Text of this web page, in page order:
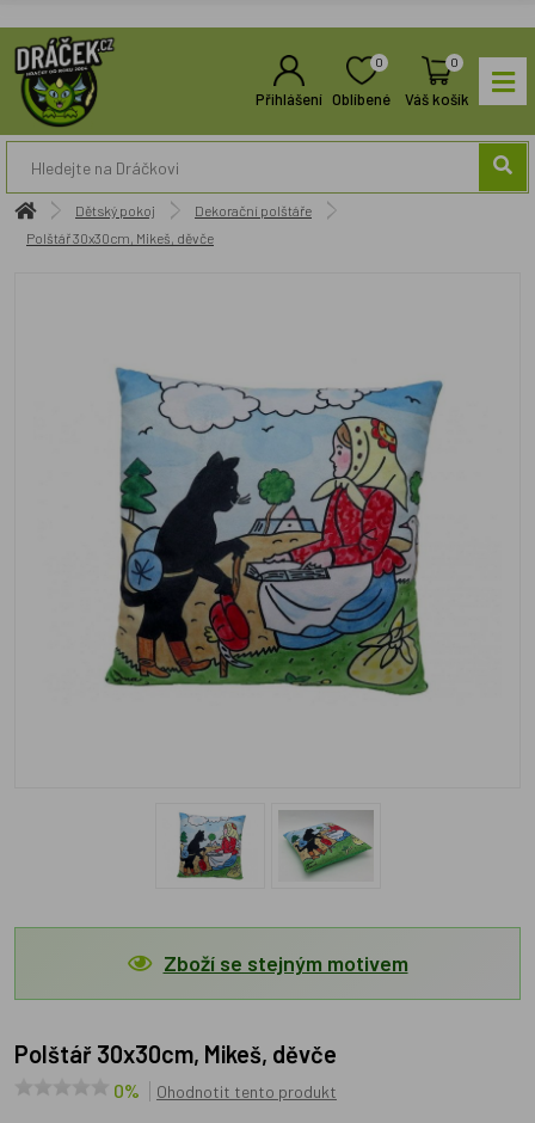
Přihlášení
0
Oblíbené
0
Váš košík
Dětský pokoj
Dekorační polštáře
Polštář 30x30cm, Mikeš, děvče
Zboží se stejným motivem
Polštář 30x30cm, Mikeš, děvče
0% Ohodnotit tento produkt